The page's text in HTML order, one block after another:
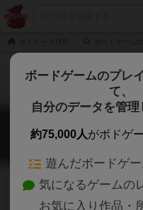
ア
ボードゲームのプレ
て、
自分のデータを管理
約75,000人がボドゲ
遊んだボードゲ
気になるゲームの
お気に入り作品・